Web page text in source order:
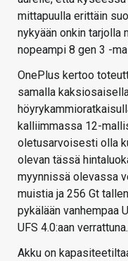
mittapuulla erittäin
nykyään onkin tarjolla
nopeampi 8 gen 3 -
OnePlus kertoo
samalla
kalliimmassa 12-
oletusarvoisesti olla
olevan tässä
myynnissä olevassa
muistia ja 256 Gt
pykälään vanhempaa
UFS 4.0:aan verrattuna.
Akku on